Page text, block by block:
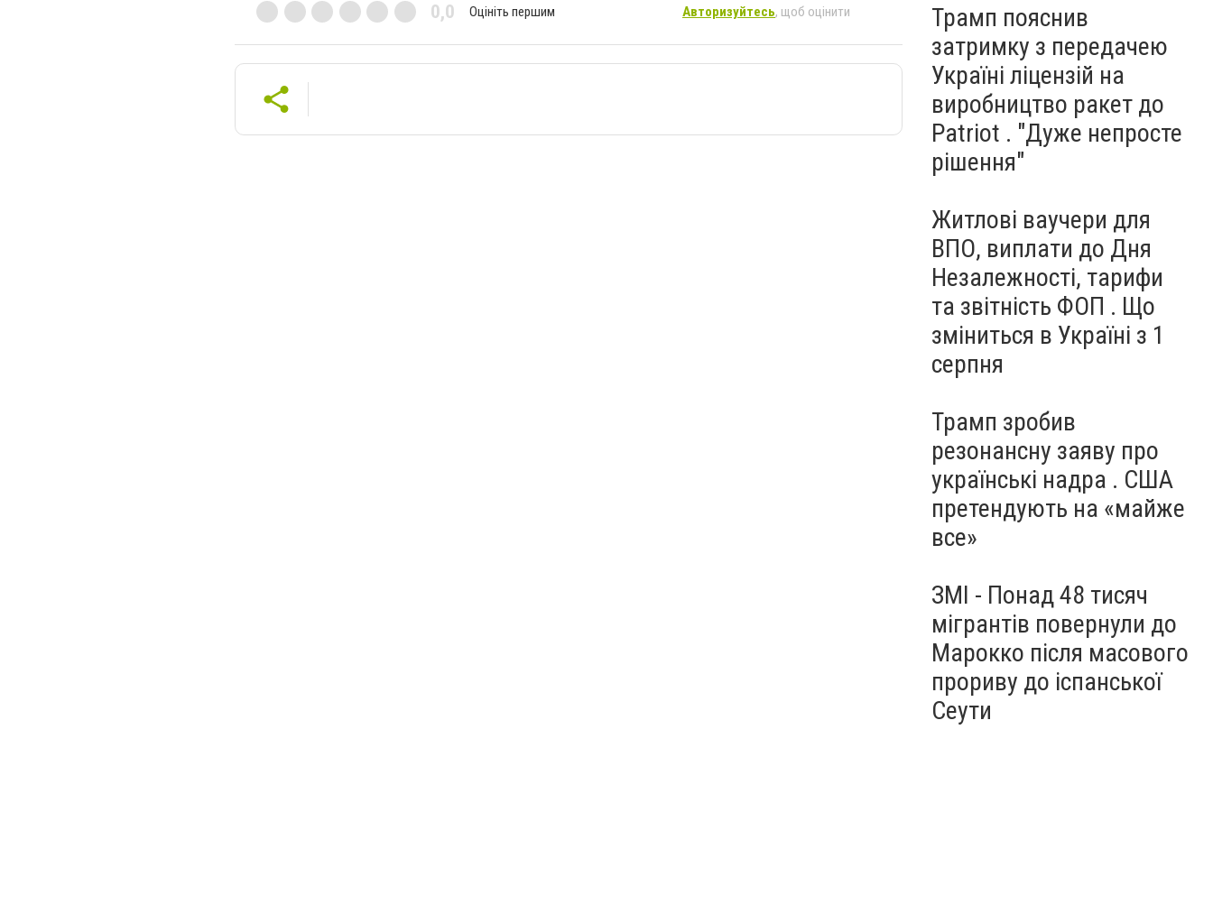
0,0 Оцініть першим Авторизуйтесь, щоб оцінити
Трамп пояснив
затримку з передачею
Україні ліцензій на
виробництво ракет до
Patriot . "Дуже непросте
рішення"
Житлові ваучери для
ВПО, виплати до Дня
Незалежності, тарифи
та звітність ФОП . Що
зміниться в Україні з 1
серпня
Трамп зробив
резонансну заяву про
українські надра . США
претендують на «майже
все»
ЗМІ - Понад 48 тисяч
мігрантів повернули до
Марокко після масового
прориву до іспанської
Сеути